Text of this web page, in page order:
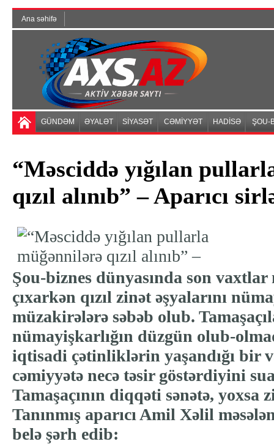
Ana səhifə
GÜNDƏM ƏYALƏT SİYASƏT CƏMİYYƏT HADİSƏ ŞOU-
“Məsciddə yığılan
qızıl alınıb” – Aparıcı
Şou-biznes dünyasında son
çıxarkən qızıl zinət əşyalarını
müzakirələrə səbəb olub.
nümayişkarlığın düzgün olub-
iqtisadi çətinliklərin yaşandığı bir
cəmiyyətə necə təsir göstərdiyini
Tamaşaçının diqqəti sənətə, yoxsa
Tanınmış aparıcı Amil Xəlil
belə şərh edib: